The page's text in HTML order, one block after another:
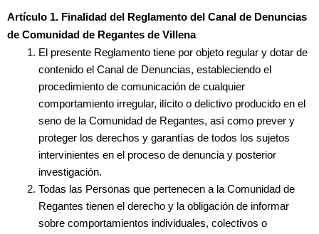
Artículo 1. Finalidad del Reglamento del Canal de Denuncias
de Comunidad de Regantes de Villena
El presente Reglamento tiene por objeto regular y dotar de
contenido el Canal de Denuncias, estableciendo el
procedimiento de comunicación de cualquier
comportamiento irregular, ilícito o delictivo producido en el
seno de la Comunidad de Regantes, así como prever y
proteger los derechos y garantías de todos los sujetos
intervinientes en el proceso de denuncia y posterior
investigación.
Todas las Personas que pertenecen a la Comunidad de
Regantes tienen el derecho y la obligación de informar
sobre comportamientos individuales, colectivos o